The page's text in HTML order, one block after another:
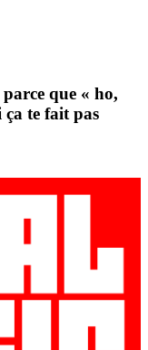
que « ho,
ça te fait pas